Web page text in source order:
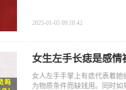
2025-01-05 09:18:42
女生左手长痣是感
女人左手手掌上有痣代表着
为物质条件而缺钱用。同时